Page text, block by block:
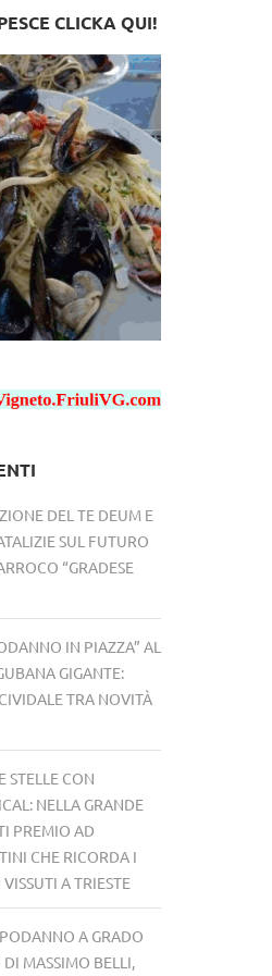
CLICKA QUI!
DEL TE DEUM E
SUL FUTURO
“GRADESE
IN PIAZZA” AL
GIGANTE:
TRA NOVITÀ
STELLE CON
NELLA GRANDE
PREMIO AD
CHE RICORDA I
A TRIESTE
A GRADO
MASSIMO BELLI,